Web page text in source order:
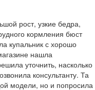
рост, узкие бедра,
кормления бюст
купальник с хорошо
нашла
уточнить, насколько
консультанту. Та
модели, но и попросила